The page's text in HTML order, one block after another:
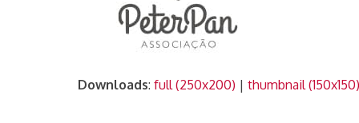
Downloads: full (250x200) | thumbnail (150x150)